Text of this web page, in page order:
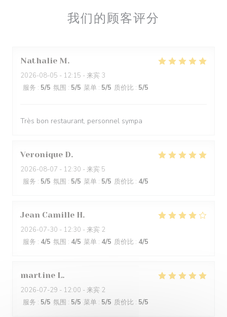
我们的顾客评分
Nathalie M
2026-08-05 - 12:15 - 来宾 3
服务 : 5/5 氛围 : 5/5 菜单 : 5/5 质价比 : 5/5
Très bon restaurant, personnel sympa
Veronique D
2026-08-07 - 12:30 - 来宾 5
服务 : 5/5 氛围 : 5/5 菜单 : 5/5 质价比 : 4/5
Jean Camille H
2026-07-30 - 12:30 - 来宾 2
服务 : 4/5 氛围 : 4/5 菜单 : 4/5 质价比 : 4/5
martine L
2026-07-29 - 12:00 - 来宾 2
服务 : 5/5 氛围 : 5/5 菜单 : 5/5 质价比 : 5/5